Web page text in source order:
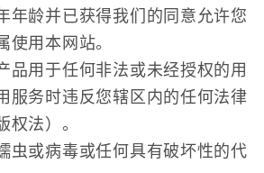
年龄并已获得我们的同意允许您
使用本网站。
品用于任何非法或未经授权的用
服务时违反您辖区内的任何法律
权法）。
虫或病毒或任何具有破坏性的代